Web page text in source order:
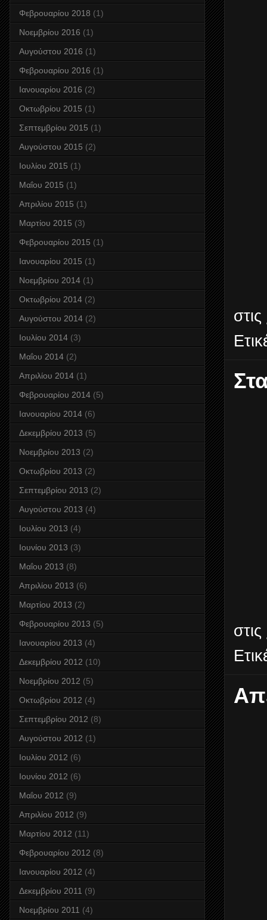
στις
στις
Φεβρουαρίου 2018 (1)
Νοεμβρίου 2016 (1)
Αυγούστου 2016 (1)
Φεβρουαρίου 2016 (1)
Ιανουαρίου 2016 (2)
Οκτωβρίου 2015 (1)
Σεπτεμβρίου 2015 (1)
Αυγούστου 2015 (2)
Ιουλίου 2015 (1)
Μαΐου 2015 (1)
Απριλίου 2015 (1)
Μαρτίου 2015 (3)
Φεβρουαρίου 2015 (1)
Ιανουαρίου 2015 (1)
Νοεμβρίου 2014 (1)
Οκτωβρίου 2014 (2)
Αυγούστου 2014 (2)
Ιουλίου 2014 (3)
Μαΐου 2014 (2)
Απριλίου 2014 (1)
Φεβρουαρίου 2014 (5)
Ιανουαρίου 2014 (6)
Δεκεμβρίου 2013 (5)
Νοεμβρίου 2013 (2)
Οκτωβρίου 2013 (2)
Σεπτεμβρίου 2013 (2)
Αυγούστου 2013 (4)
Ιουλίου 2013 (4)
Ιουνίου 2013 (3)
Μαΐου 2013 (8)
Απριλίου 2013 (6)
Μαρτίου 2013 (2)
Φεβρουαρίου 2013 (5)
Ιανουαρίου 2013 (4)
Δεκεμβρίου 2012 (10)
Νοεμβρίου 2012 (5)
Οκτωβρίου 2012 (4)
Σεπτεμβρίου 2012 (8)
Αυγούστου 2012 (1)
Ιουλίου 2012 (6)
Ιουνίου 2012 (6)
Μαΐου 2012 (9)
Απριλίου 2012 (9)
Μαρτίου 2012 (11)
Φεβρουαρίου 2012 (8)
Ιανουαρίου 2012 (4)
Δεκεμβρίου 2011 (9)
Νοεμβρίου 2011 (4)